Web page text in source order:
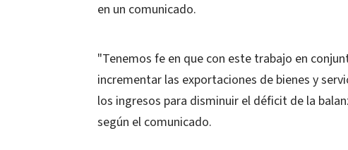
en un comunicado.
"Tenemos fe en que con este trabajo en
incrementar las exportaciones de bienes y
los ingresos para disminuir el déficit de la
según el comunicado.